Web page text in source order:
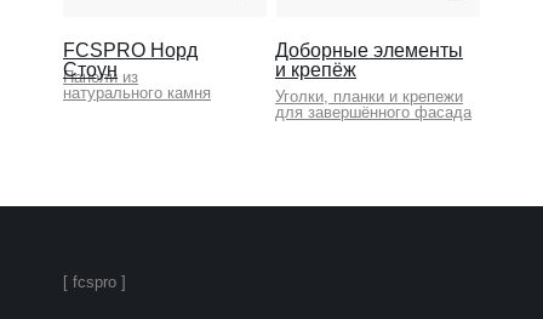
Панели из
натурального камня
FCSPRO
FCSPRO Норд
Стоун
Уголки, планки и крепежи
для завершённого фасада
Доборные элементы
и крепёж
[ fcspro ]